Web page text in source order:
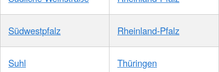
Südwestpfalz Rheinland-Pfalz
Suhl Thüringen